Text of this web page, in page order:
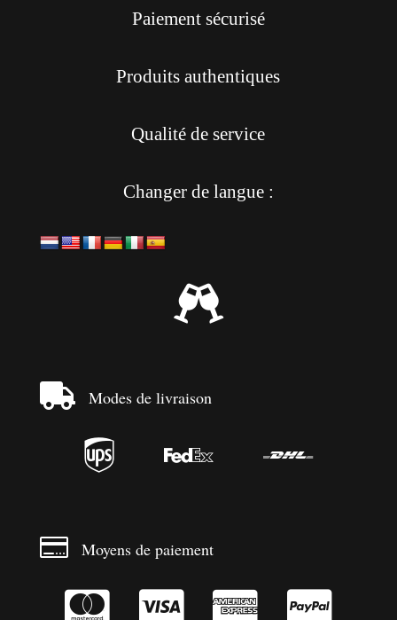
Paiement sécurisé
Produits authentiques
Qualité de service
Changer de langue :

 Modes de livraison
  
 Moyens de paiement
   